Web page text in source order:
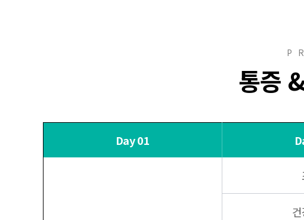
통증
Day 01